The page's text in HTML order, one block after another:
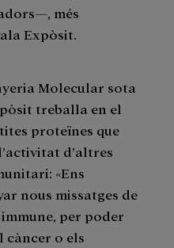
més
Expòsit.
Molecular sota
treballa en el
proteïnes que
d’altres
«Ens
nous missatges de
per poder
o els